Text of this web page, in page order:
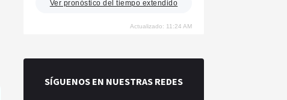
Ver pronóstico del tiempo extendido
Actualizado: 11:24 AM
SÍGUENOS EN NUESTRAS REDES